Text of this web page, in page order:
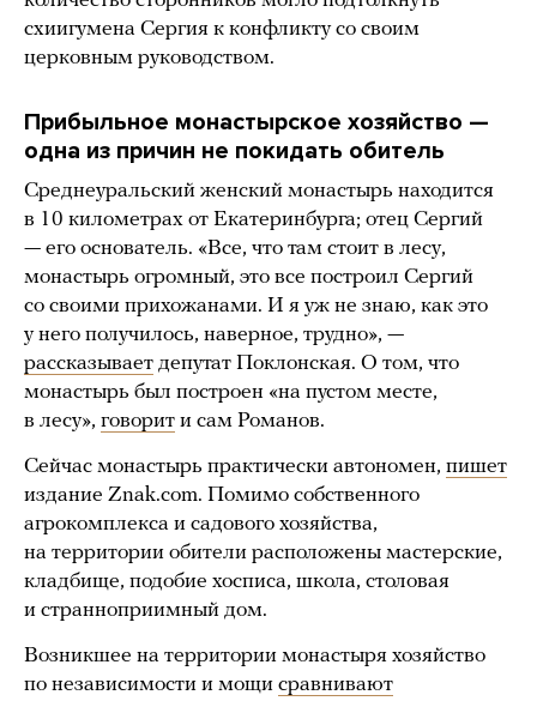
схиигумена Сергия к конфликту со своим
церковным руководством.
Прибыльное монастырское хозяйство —
одна из причин не покидать обитель
Среднеуральский женский монастырь находится
в 10 километрах от Екатеринбурга; отец Сергий
— его основатель. «Все, что там стоит в лесу,
монастырь огромный, это все построил Сергий
со своими прихожанами. И я уж не знаю, как это
у него получилось, наверное, трудно», —
рассказывает депутат Поклонская. О том, что
монастырь был построен «на пустом месте,
в лесу», говорит и сам Романов.
Сейчас монастырь практически автономен, пишет
издание Znak.com. Помимо собственного
агрокомплекса и садового хозяйства,
на территории обители расположены мастерские,
кладбище, подобие хосписа, школа, столовая
и странноприимный дом.
Возникшее на территории монастыря хозяйство
по независимости и мощи сравнивают